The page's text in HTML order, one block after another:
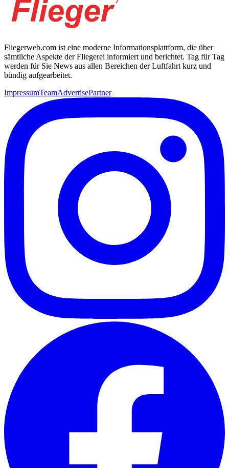
Fliegerweb.com ist eine moderne Informationsplattform, die über
sämtliche Aspekte der Fliegerei informiert und berichtet. Tag für Tag
werden für Sie News aus allen Bereichen der Luftfahrt kurz und
bündig aufgearbeitet.
ImpressumTeamAdvertisePartner